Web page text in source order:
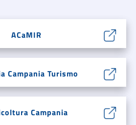
ACaMIR
Campania Turismo
Campania